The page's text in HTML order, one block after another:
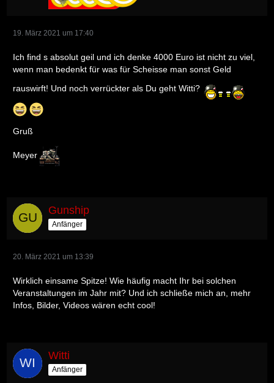
19. März 2021 um 17:40
Ich find s absolut geil und ich denke 4000 Euro ist nicht zu viel,
wenn man bedenkt für was für Scheisse man sonst Geld
rauswirft! Und noch verrückter als Du geht Witti?
Gruß
Meyer
Gunship
Anfänger
20. März 2021 um 13:39
Wirklich einsame Spitze! Wie häufig macht Ihr bei solchen
Veranstaltungen im Jahr mit? Und ich schließe mich an, mehr
Infos, Bilder, Videos wären echt cool!
Witti
Anfänger